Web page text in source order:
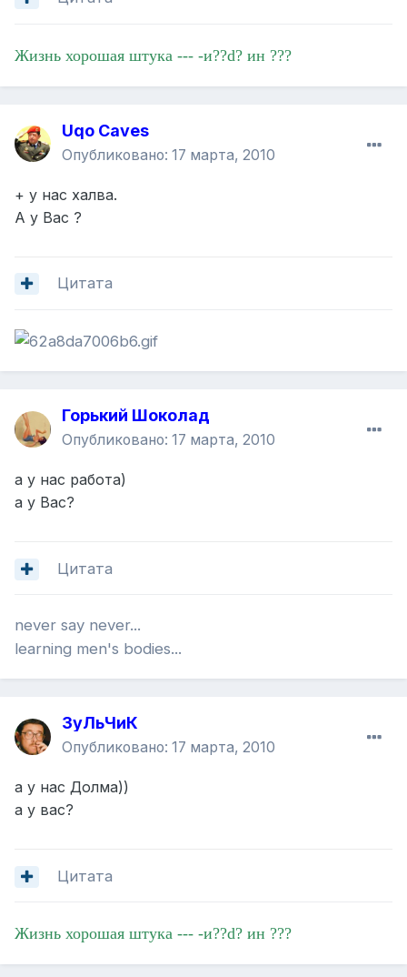
Жизнь хорошая штука --- -и??d? ин ???
Uqo Caves
Опубликовано: 17 марта, 2010
+ у нас халва.
А у Вас ?
Цитата
Горький Шоколад
Опубликовано: 17 марта, 2010
а у нас работа)
а у Вас?
Цитата
never say never...
learning men's bodies...
ЗуЛьЧиК
Опубликовано: 17 марта, 2010
а у нас Долма))
а у вас?
Цитата
Жизнь хорошая штука --- -и??d? ин ???